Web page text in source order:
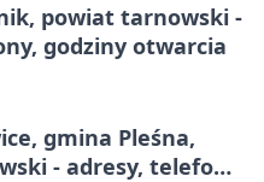
powiat tarnowski -
godziny otwarcia
gmina Pleśna,
- adresy, telefony,